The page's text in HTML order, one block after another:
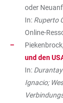
oder
In: Ruperto
Online-
und den
In:
Ignacio;